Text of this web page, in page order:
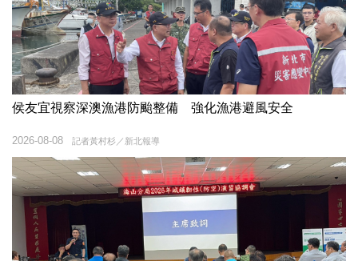
侯友宜視察深澳漁港防颱整備 強化漁港避風安全
記者黃村杉／新北報導
2026-08-08